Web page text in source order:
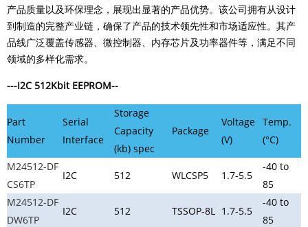
产品质量以及环保理念，展现出显著的产品优势。该公司拥有从设计
到制造的完整产业链，确保了产品的技术领先性和市场适应性。其产
品线广泛覆盖传感器、微控制器、内存芯片及功率器件等，满足不同
领域的多样化需求。
---I2C 512Kbit EEPROM--
Part
Number
Serial
Interface
Storage
Capacity
(kb) spec
Package
Voltage
(V)
Temp.
(°C)
M24512-DF
CS6TP
I2C 512 WLCSP5 1.7-5.5
-40 to
85
M24512-DF
DW6TP
I2C 512 TSSOP-8L 1.7-5.5
-40 to
85